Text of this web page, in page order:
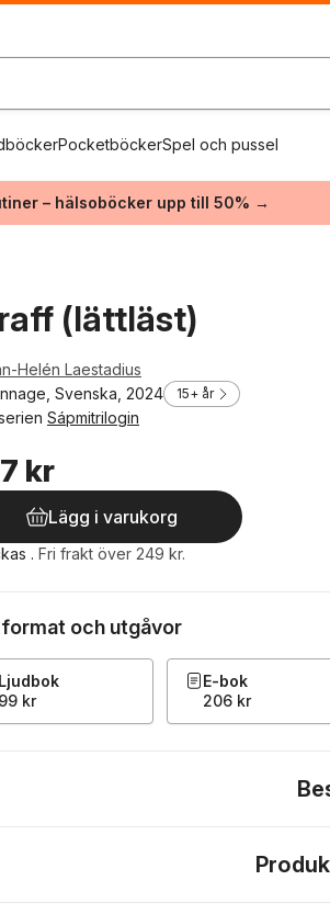
PocketböckerSpel och pussel
– hälsoböcker upp till 50% →
(lättläst)
Helén Laestadius
Svenska, 2024
15+ år
Sápmitrilogin
kr
Lägg i varukorg
. Fri frakt över 249 kr.
format och utgåvor
Ljudbok
99 kr
E-bok
206 kr